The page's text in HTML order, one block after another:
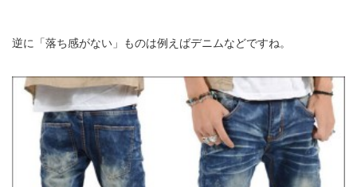
逆に「落ち感がない」ものは例えばデニムなどですね。